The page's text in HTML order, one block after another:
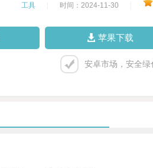
工具 时间：2024-11-30
苹果下载
安卓市场，安全绿